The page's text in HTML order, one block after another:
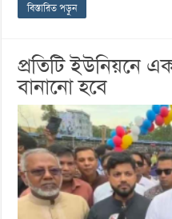
বিস্তারিত পড়ুন
প্রতিটি ইউনিয়নে
বানানো হবে